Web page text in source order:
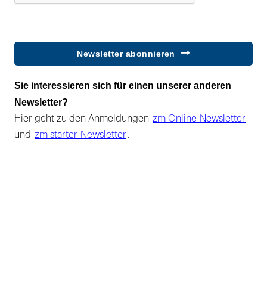
Newsletter abonnieren
Sie interessieren sich für einen unserer anderen
Newsletter?
Hier geht zu den Anmeldungen zm Online-Newsletter
und zm starter-Newsletter .